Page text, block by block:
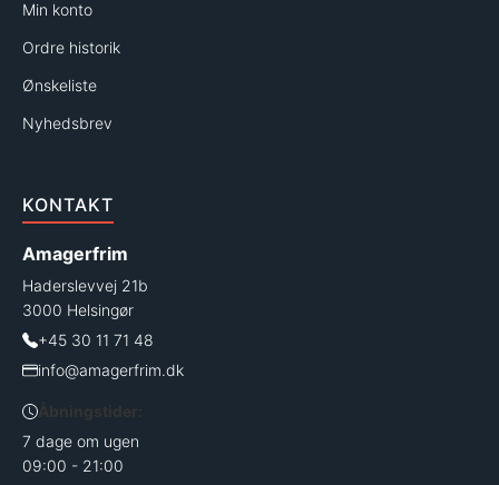
Min konto
Ordre historik
Ønskeliste
Nyhedsbrev
KONTAKT
Amagerfrim
Haderslevvej 21b
3000 Helsingør
+45 30 11 71 48
info@amagerfrim.dk
Åbningstider:
7 dage om ugen
09:00 - 21:00